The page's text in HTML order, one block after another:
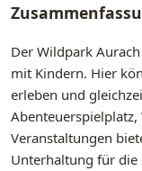
Der Wildpark
mit Kindern. Hier
erleben und
Veranstaltungen
Unterhaltung für die